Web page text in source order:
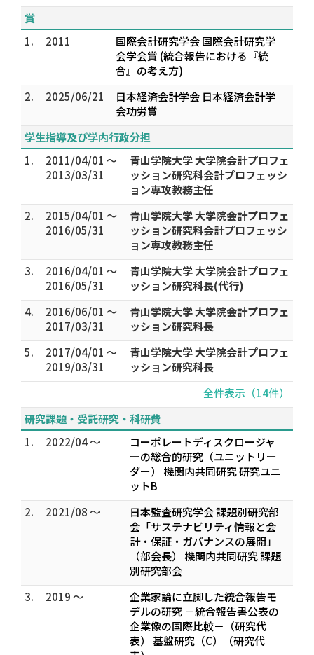
賞
1.
2011
国際会計研究学会 国際会計研究学
会学会賞 (統合報告における『統
合』の考え方)
2.
2025/06/21
日本経済会計学会 日本経済会計学
会功労賞
学生指導及び学内行政分担
1.
2011/04/01 ～
2013/03/31
青山学院大学 大学院会計プロフェ
ッション研究科会計プロフェッシ
ョン専攻教務主任
2.
2015/04/01 ～
2016/05/31
青山学院大学 大学院会計プロフェ
ッション研究科会計プロフェッシ
ョン専攻教務主任
3.
2016/04/01 ～
2016/05/31
青山学院大学 大学院会計プロフェ
ッション研究科長(代行)
4.
2016/06/01 ～
2017/03/31
青山学院大学 大学院会計プロフェ
ッション研究科長
5.
2017/04/01 ～
2019/03/31
青山学院大学 大学院会計プロフェ
ッション研究科長
全件表示（14件）
研究課題・受託研究・科研費
1.
2022/04 ～
コーポレートディスクロージャ
ーの総合的研究（ユニットリー
ダー） 機関内共同研究 研究ユニ
ットB
2.
2021/08 ～
日本監査研究学会 課題別研究部
会「サステナビリティ情報と会
計・保証・ガバナンスの展開」
（部会長） 機関内共同研究 課題
別研究部会
3.
2019 ～
企業家論に立脚した統合報告モ
デルの研究 －統合報告書公表の
企業像の国際比較－（研究代
表） 基盤研究（C）（研究代